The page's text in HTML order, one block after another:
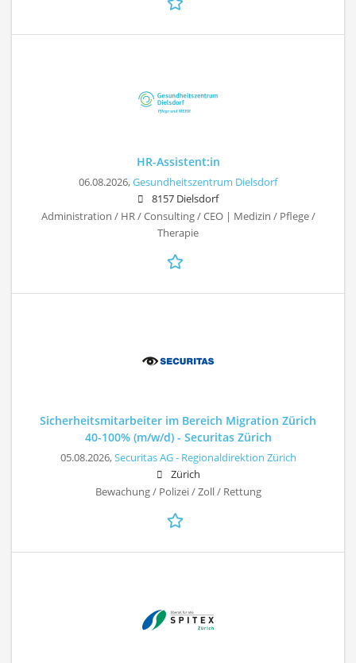
HR-Assistent:in
06.08.2026,Gesundheitszentrum Dielsdorf
8157 Dielsdorf
Administration / HR / Consulting / CEO | Medizin / Pflege /
Therapie
Sicherheitsmitarbeiter im Bereich Migration Zürich
40-100% (m/w/d) - Securitas Zürich
05.08.2026,Securitas AG - Regionaldirektion Zürich
Zürich
Bewachung / Polizei / Zoll / Rettung